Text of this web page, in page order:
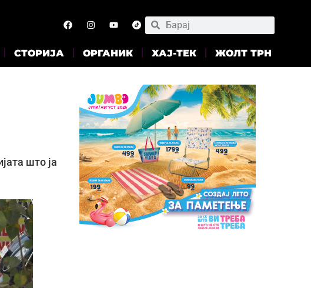
СТОРИЈА ОРГАНИК ХАЈ-ТЕК ЖОЛТ ТРН
што ја